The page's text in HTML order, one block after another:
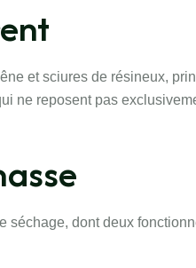
et sciures de résineux,
ne reposent pas
séchage, dont deux